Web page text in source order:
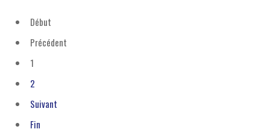
Début
Précédent
1
2
Suivant
Fin